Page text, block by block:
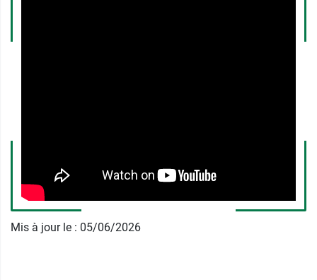
Mis à jour le : 05/06/2026